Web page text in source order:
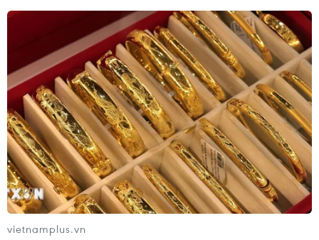
vietnamplus.vn